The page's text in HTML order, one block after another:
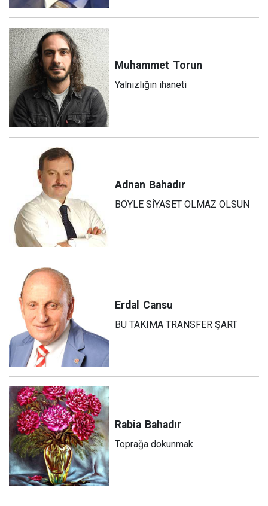
Muhammet Torun
Yalnızlığın ihaneti
Adnan Bahadır
BÖYLE SİYASET OLMAZ OLSUN
Erdal Cansu
BU TAKIMA TRANSFER ŞART
Rabia Bahadır
Toprağa dokunmak